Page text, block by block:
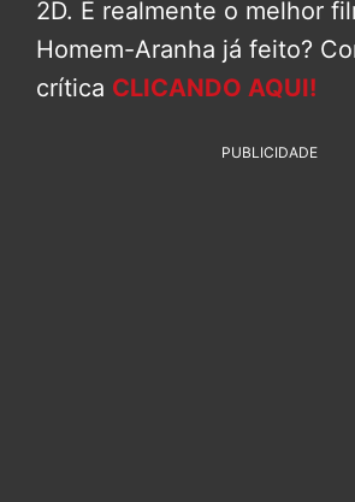
2D. É realmente o melhor
Homem-Aranha já feito?
crítica CLICANDO AQUI!
PUBLICIDADE